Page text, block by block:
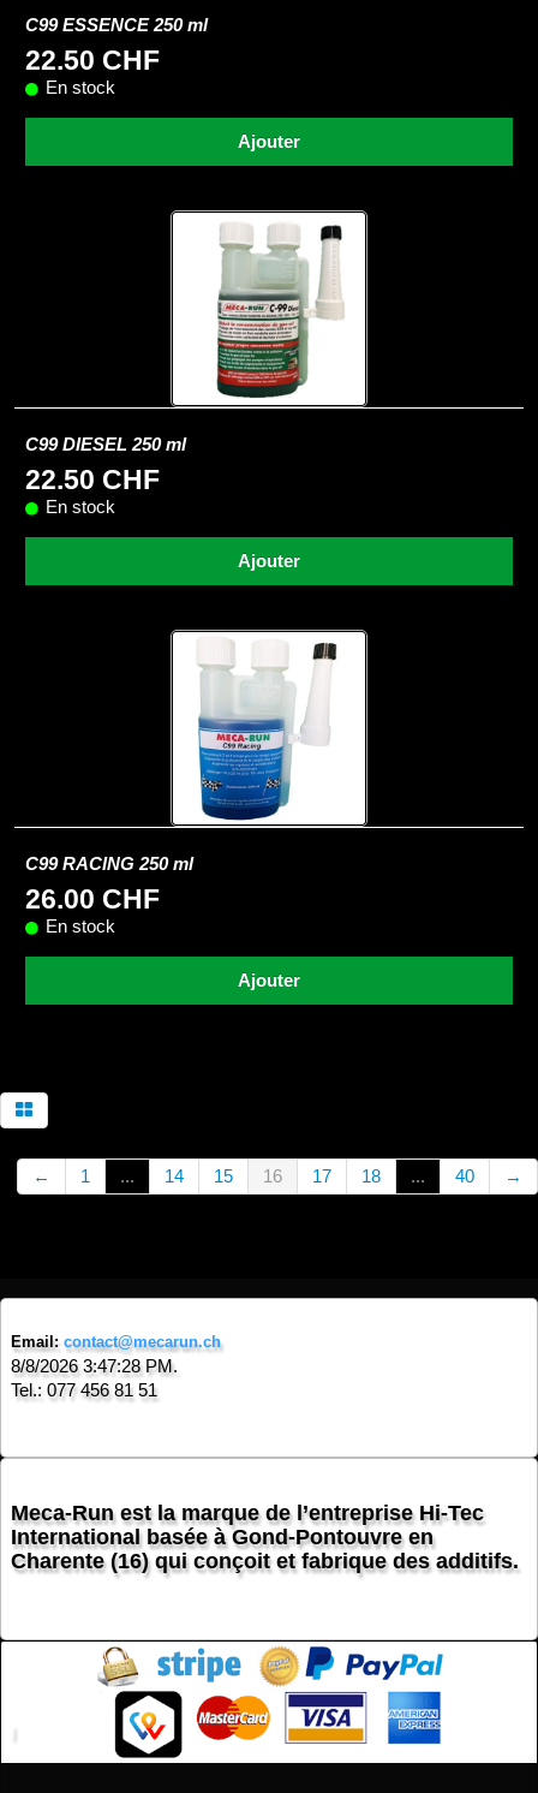
C99 ESSENCE 250 ml
22.50 CHF
En stock
Ajouter
C99 DIESEL 250 ml
22.50 CHF
En stock
Ajouter
C99 RACING 250 ml
26.00 CHF
En stock
Ajouter
← 1 ... 14 15 16 17 18 ... 40 →
Email: contact@mecarun.ch
8/8/2026 3:47:28 PM.
Tel.: 077 456 81 51
Meca-Run est la marque de l’entreprise Hi-Tec
International basée à Gond-Pontouvre en
Charente (16) qui conçoit et fabrique des additifs.